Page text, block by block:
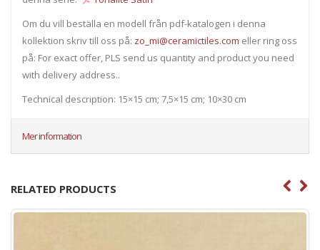
Om du vill beställa en modell från pdf-katalogen i denna
kollektion skriv till oss på: zo_mi@ceramictiles.com eller ring oss
på: For exact offer, PLS send us quantity and product you need
with delivery address..
Technical description: 15×15 cm; 7,5×15 cm; 10×30 cm
Mer information
RELATED PRODUCTS